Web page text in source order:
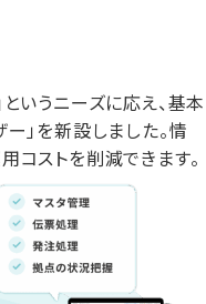
いうニーズに応え、基本
」を新設しました。情
ストを削減できます。